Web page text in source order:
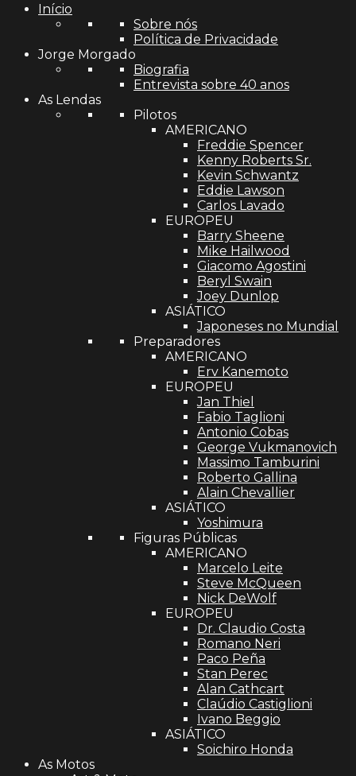
Início
Sobre nós
Política de Privacidade
Jorge Morgado
Biografia
Entrevista sobre 40 anos
As Lendas
Pilotos
AMERICANO
Freddie Spencer
Kenny Roberts Sr.
Kevin Schwantz
Eddie Lawson
Carlos Lavado
EUROPEU
Barry Sheene
Mike Hailwood
Giacomo Agostini
Beryl Swain
Joey Dunlop
ASIÁTICO
Japoneses no Mundial
Preparadores
AMERICANO
Erv Kanemoto
EUROPEU
Jan Thiel
Fabio Taglioni
Antonio Cobas
George Vukmanovich
Massimo Tamburini
Roberto Gallina
Alain Chevallier
ASIÁTICO
Yoshimura
Figuras Públicas
AMERICANO
Marcelo Leite
Steve McQueen
Nick DeWolf
EUROPEU
Dr. Claudio Costa
Romano Neri
Paco Peña
Stan Perec
Alan Cathcart
Claúdio Castiglioni
Ivano Beggio
ASIÁTICO
Soichiro Honda
As Motos